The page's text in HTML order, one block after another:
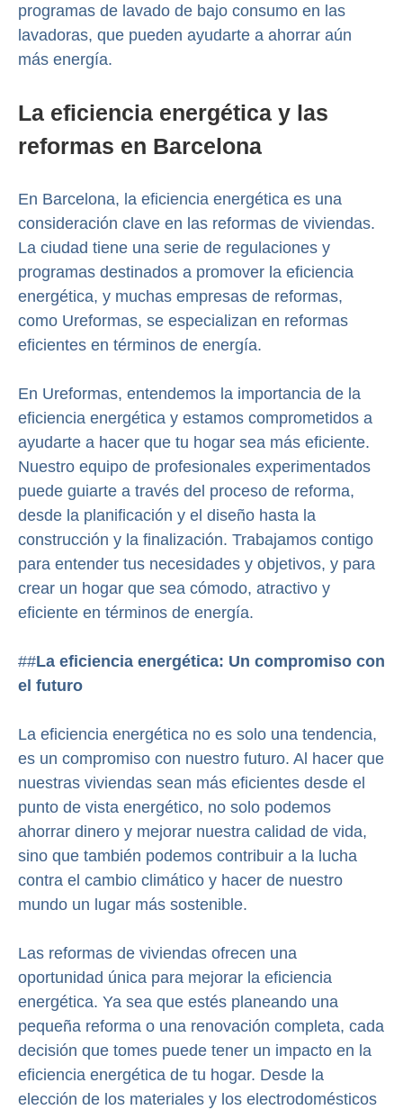
programas de lavado de bajo consumo en las
lavadoras, que pueden ayudarte a ahorrar aún
más energía.
La eficiencia energética y las
reformas en Barcelona
En Barcelona, la eficiencia energética es una
consideración clave en las reformas de viviendas.
La ciudad tiene una serie de regulaciones y
programas destinados a promover la eficiencia
energética, y muchas empresas de reformas,
como Ureformas, se especializan en reformas
eficientes en términos de energía.
En Ureformas, entendemos la importancia de la
eficiencia energética y estamos comprometidos a
ayudarte a hacer que tu hogar sea más eficiente.
Nuestro equipo de profesionales experimentados
puede guiarte a través del proceso de reforma,
desde la planificación y el diseño hasta la
construcción y la finalización. Trabajamos contigo
para entender tus necesidades y objetivos, y para
crear un hogar que sea cómodo, atractivo y
eficiente en términos de energía.
##La eficiencia energética: Un compromiso con
el futuro
La eficiencia energética no es solo una tendencia,
es un compromiso con nuestro futuro. Al hacer que
nuestras viviendas sean más eficientes desde el
punto de vista energético, no solo podemos
ahorrar dinero y mejorar nuestra calidad de vida,
sino que también podemos contribuir a la lucha
contra el cambio climático y hacer de nuestro
mundo un lugar más sostenible.
Las reformas de viviendas ofrecen una
oportunidad única para mejorar la eficiencia
energética. Ya sea que estés planeando una
pequeña reforma o una renovación completa, cada
decisión que tomes puede tener un impacto en la
eficiencia energética de tu hogar. Desde la
elección de los materiales y los electrodomésticos